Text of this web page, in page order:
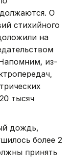
О
стихийного
на
из-
тысяч
дождь,
более 2
принять